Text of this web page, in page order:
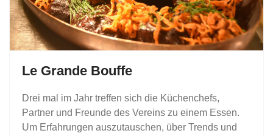
Le Grande Bouffe
Drei mal im Jahr treffen sich die Küchenchefs,
Partner und Freunde des Vereins zu einem Essen.
Um Erfahrungen auszutauschen, über Trends und